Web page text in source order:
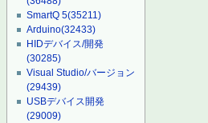
SmartQ 5(35211)
Arduino(32433)
HIDデバイス/開発
(30285)
Visual Studio/バージョン
(29439)
USBデバイス開発
(29009)